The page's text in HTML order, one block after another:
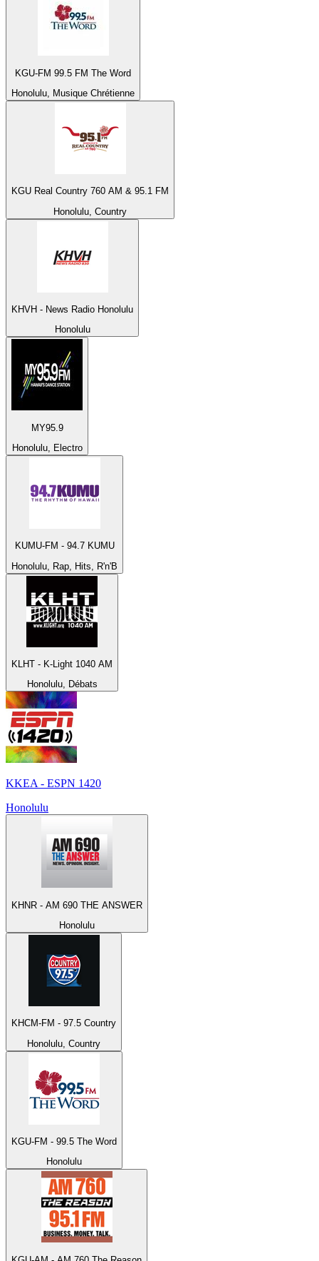
KGU-FM 99.5 FM The Word
Honolulu, Musique Chrétienne
KGU Real Country 760 AM & 95.1 FM
Honolulu, Country
KHVH - News Radio Honolulu
Honolulu
MY95.9
Honolulu, Electro
KUMU-FM - 94.7 KUMU
Honolulu, Rap, Hits, R'n'B
KLHT - K-Light 1040 AM
Honolulu, Débats
KKEA - ESPN 1420
Honolulu
KHNR - AM 690 THE ANSWER
Honolulu
KHCM-FM - 97.5 Country
Honolulu, Country
KGU-FM - 99.5 The Word
Honolulu